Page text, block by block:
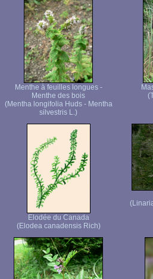
Menthe à feuilles longues -
Menthe des bois
(Mentha longifolia Huds - Mentha
silvestris L.)
Elodée du Canada
(Elodea canadensis Rich)